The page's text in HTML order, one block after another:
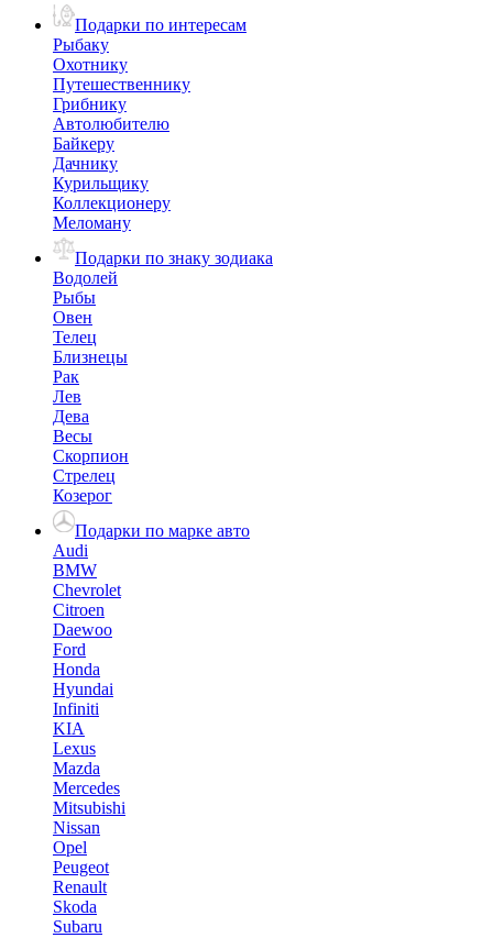
Подарки по интересам
Рыбаку
Охотнику
Путешественнику
Грибнику
Автолюбителю
Байкеру
Дачнику
Курильщику
Коллекционеру
Меломану
Подарки по знаку зодиака
Водолей
Рыбы
Овен
Телец
Близнецы
Рак
Лев
Дева
Весы
Скорпион
Стрелец
Козерог
Подарки по марке авто
Audi
BMW
Chevrolet
Citroen
Daewoo
Ford
Honda
Hyundai
Infiniti
KIA
Lexus
Mazda
Mercedes
Mitsubishi
Nissan
Opel
Peugeot
Renault
Skoda
Subaru